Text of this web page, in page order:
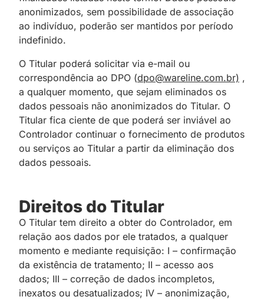
anonimizados, sem possibilidade de associação
ao indivíduo, poderão ser mantidos por período
indefinido.
O Titular poderá solicitar via e-mail ou
correspondência ao DPO (dpo@wareline.com.br) ,
a qualquer momento, que sejam eliminados os
dados pessoais não anonimizados do Titular. O
Titular fica ciente de que poderá ser inviável ao
Controlador continuar o fornecimento de produtos
ou serviços ao Titular a partir da eliminação dos
dados pessoais.
Direitos do Titular
O Titular tem direito a obter do Controlador, em
relação aos dados por ele tratados, a qualquer
momento e mediante requisição: I – confirmação
da existência de tratamento; II – acesso aos
dados; III – correção de dados incompletos,
inexatos ou desatualizados; IV – anonimização,